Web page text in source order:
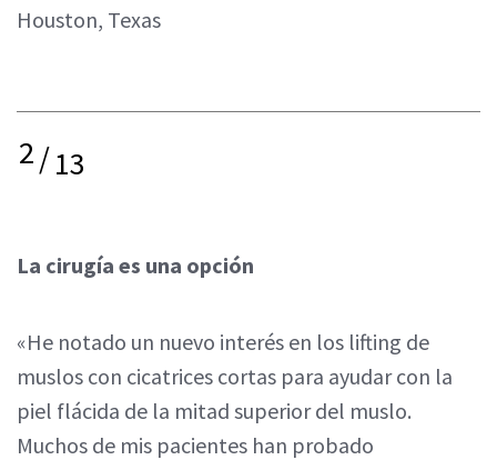
Houston, Texas
2/13
La cirugía es una opción
«He notado un nuevo interés en los lifting de
muslos con cicatrices cortas para ayudar con la
piel flácida de la mitad superior del muslo.
Muchos de mis pacientes han probado